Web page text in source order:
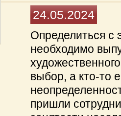
24.05.2024
Определиться с
необходимо
выбор, а кто-то
пришли